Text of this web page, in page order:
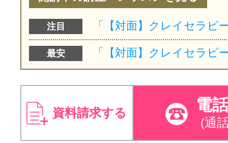
注目
最安
資料請求する 電
(通